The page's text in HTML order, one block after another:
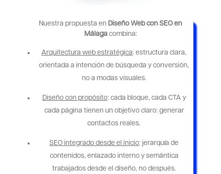
Nuestra propuesta en Diseño Web con SEO en
Málagacombina:
Arquitectura web estratégica: estructura clara,
orientada a intención de búsqueda y conversión,
no a modas visuales.
Diseño con propósito: cada bloque, cada CTA y
cada página tienen un objetivo claro: generar
contactos reales.
SEO integrado desde el inicio: jerarquía de
contenidos, enlazado interno y semántica
trabajados desde el diseño, no después.